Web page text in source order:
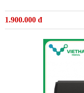
1.900.000 đ